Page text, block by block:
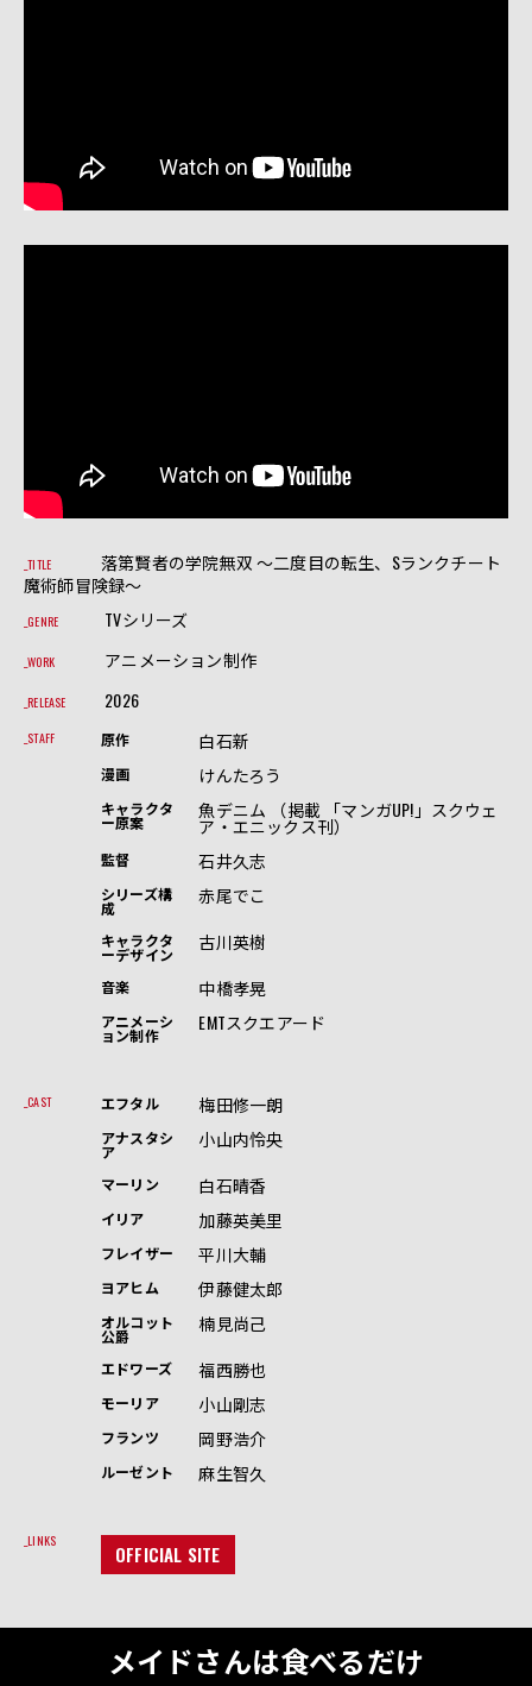
TITLE
落第賢者の学院無双 ～二度目の転生、Sランクチート
魔術師冒険録～
GENRE TVシリーズ
WORK アニメーション制作
RELEASE 2026
STAFF 原作 白石新
漫画 けんたろう
キャラクタ
ー原案
魚デニム （掲載 「マンガUP!」スクウェ
ア・エニックス刊）
監督 石井久志
シリーズ構
成
赤尾でこ
キャラクタ
ーデザイン
古川英樹
音楽 中橋孝晃
アニメーシ
ョン制作
EMTスクエアード
CAST エフタル 梅田修一朗
アナスタシ
ア
小山内怜央
マーリン 白石晴香
イリア 加藤英美里
フレイザー 平川大輔
ヨアヒム 伊藤健太郎
オルコット
公爵
楠見尚己
エドワーズ 福西勝也
モーリア 小山剛志
フランツ 岡野浩介
ルーゼント 麻生智久
LINKS
OFFICIAL SITE
メイドさんは食べるだけ